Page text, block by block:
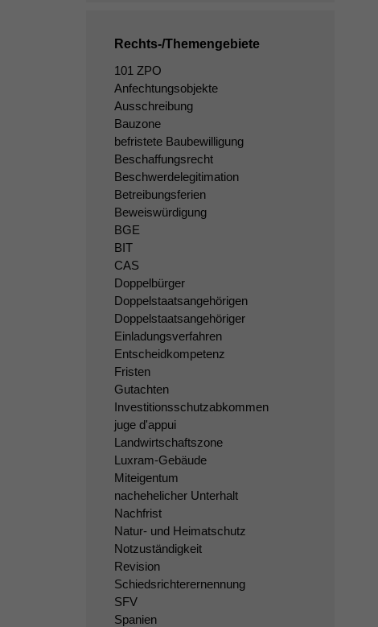
Rechts-/Themengebiete
101 ZPO
Anfechtungsobjekte
Ausschreibung
Bauzone
befristete Baubewilligung
Beschaffungsrecht
Beschwerdelegitimation
Betreibungsferien
Beweiswürdigung
BGE
BIT
CAS
Doppelbürger
Doppelstaatsangehörigen
Doppelstaatsangehöriger
Einladungsverfahren
Entscheidkompetenz
Fristen
Gutachten
Investitionsschutzabkommen
juge d'appui
Landwirtschaftszone
Luxram-Gebäude
Miteigentum
nachehelicher Unterhalt
Nachfrist
Natur- und Heimatschutz
Notzuständigkeit
Revision
Schiedsrichterernennung
SFV
Spanien